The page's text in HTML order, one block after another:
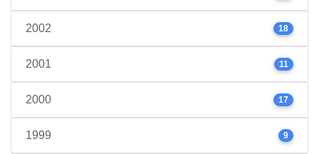
2002 18
2001 11
2000 17
1999 9